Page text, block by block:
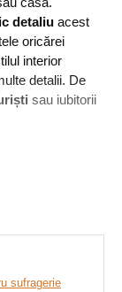
detaliu acest
oricărei
interior
detalii. De
sau iubitorii
sufragerie